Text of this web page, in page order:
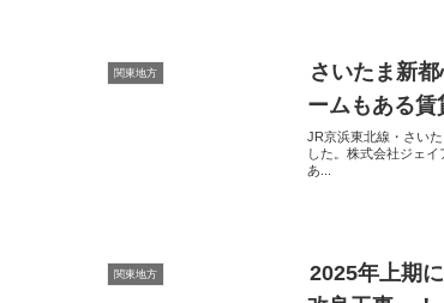
関東地方
さいたま新
ームもある賃
JR京浜東北線・さい
した。株式会社ジェ
あ...
関東地方
2025年上期